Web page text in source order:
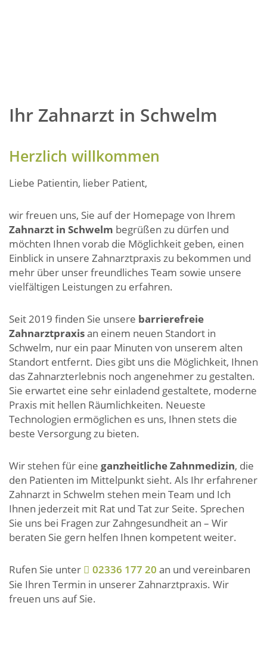
Ihr Zahnarzt in Schwelm
Herzlich willkommen
Liebe Patientin, lieber Patient,
wir freuen uns, Sie auf der Homepage von Ihrem
Zahnarzt in Schwelm begrüßen zu dürfen und
möchten Ihnen vorab die Möglichkeit geben, einen
Einblick in unsere Zahnarztpraxis zu bekommen und
mehr über unser freundliches Team sowie unsere
vielfältigen Leistungen zu erfahren.
Seit 2019 finden Sie unsere barrierefreie
Zahnarztpraxisan einem neuen Standort in
Schwelm, nur ein paar Minuten von unserem alten
Standort entfernt. Dies gibt uns die Möglichkeit, Ihnen
das Zahnarzterlebnis noch angenehmer zu gestalten.
Sie erwartet eine sehr einladend gestaltete, moderne
Praxis mit hellen Räumlichkeiten. Neueste
Technologien ermöglichen es uns, Ihnen stets die
beste Versorgung zu bieten.
Wir stehen für eine ganzheitliche Zahnmedizin, die
den Patienten im Mittelpunkt sieht. Als Ihr erfahrener
Zahnarzt in Schwelm stehen mein Team und Ich
Ihnen jederzeit mit Rat und Tat zur Seite. Sprechen
Sie uns bei Fragen zur Zahngesundheit an – Wir
beraten Sie gern helfen Ihnen kompetent weiter.
Rufen Sie unter 02336 177 20 an und vereinbaren
Sie Ihren Termin in unserer Zahnarztpraxis. Wir
freuen uns auf Sie.